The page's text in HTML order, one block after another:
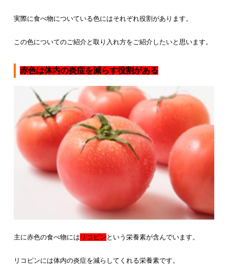
実際に食べ物についている色にはそれぞれ役割があります。
この色についてのご紹介と取り入れ方をご紹介したいと思います。
赤色は体内の炎症を減らす役割がある
主に赤色の食べ物には リコピン という栄養素が含んでいます。
リコピンには体内の炎症を減らしてくれる栄養素です。